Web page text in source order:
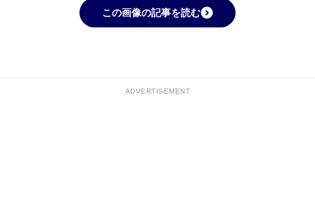
この画像の記事を読む
ADVERTISEMENT